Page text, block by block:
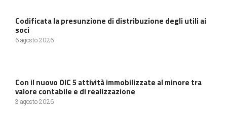
Codificata la presunzione di distribuzione degli utili ai
soci
6 agosto 2026
Con il nuovo OIC 5 attività immobilizzate al minore tra
valore contabile e di realizzazione
3 agosto 2026